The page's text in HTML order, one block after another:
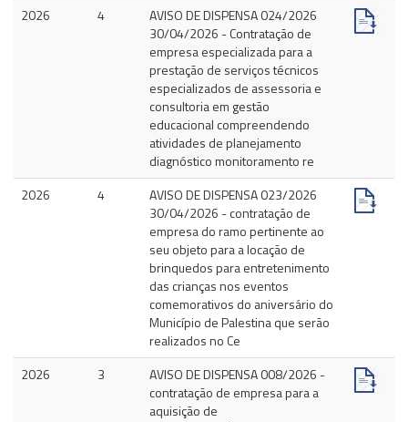
2026
4
AVISO DE DISPENSA 024/2026
30/04/2026 - Contratação de
empresa especializada para a
prestação de serviços técnicos
especializados de assessoria e
consultoria em gestão
educacional compreendendo
atividades de planejamento
diagnóstico monitoramento re
2026
4
AVISO DE DISPENSA 023/2026
30/04/2026 - contratação de
empresa do ramo pertinente ao
seu objeto para a locação de
brinquedos para entretenimento
das crianças nos eventos
comemorativos do aniversário do
Município de Palestina que serão
realizados no Ce
2026
3
AVISO DE DISPENSA 008/2026 -
contratação de empresa para a
aquisição de